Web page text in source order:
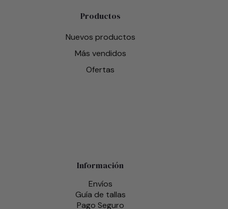
Productos
Nuevos productos
Más vendidos
Ofertas
Información
Envíos
Guía de tallas
Pago Seguro